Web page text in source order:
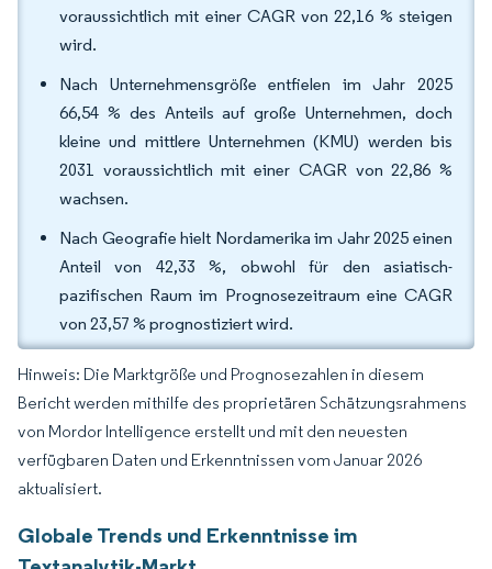
voraussichtlich mit einer CAGR von 22,16 % steigen
wird.
Nach Unternehmensgröße entfielen im Jahr 2025
66,54 % des Anteils auf große Unternehmen, doch
kleine und mittlere Unternehmen (KMU) werden bis
2031 voraussichtlich mit einer CAGR von 22,86 %
wachsen.
Nach Geografie hielt Nordamerika im Jahr 2025 einen
Anteil von 42,33 %, obwohl für den asiatisch-
pazifischen Raum im Prognosezeitraum eine CAGR
von 23,57 % prognostiziert wird.
Hinweis: Die Marktgröße und Prognosezahlen in diesem
Bericht werden mithilfe des proprietären Schätzungsrahmens
von Mordor Intelligence erstellt und mit den neuesten
verfügbaren Daten und Erkenntnissen vom Januar 2026
aktualisiert.
Globale Trends und Erkenntnisse im